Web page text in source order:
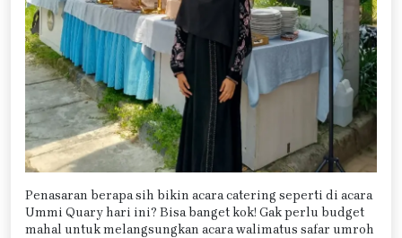
Penasaran berapa sih bikin acara catering seperti di acara
Ummi Quary hari ini? Bisa banget kok! Gak perlu budget
mahal untuk melangsungkan acara walimatus safar umroh